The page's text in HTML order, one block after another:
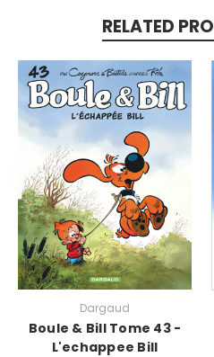
RELATED
Dargaud
Boule & Bill Tome 43 -
L'echappee Bill